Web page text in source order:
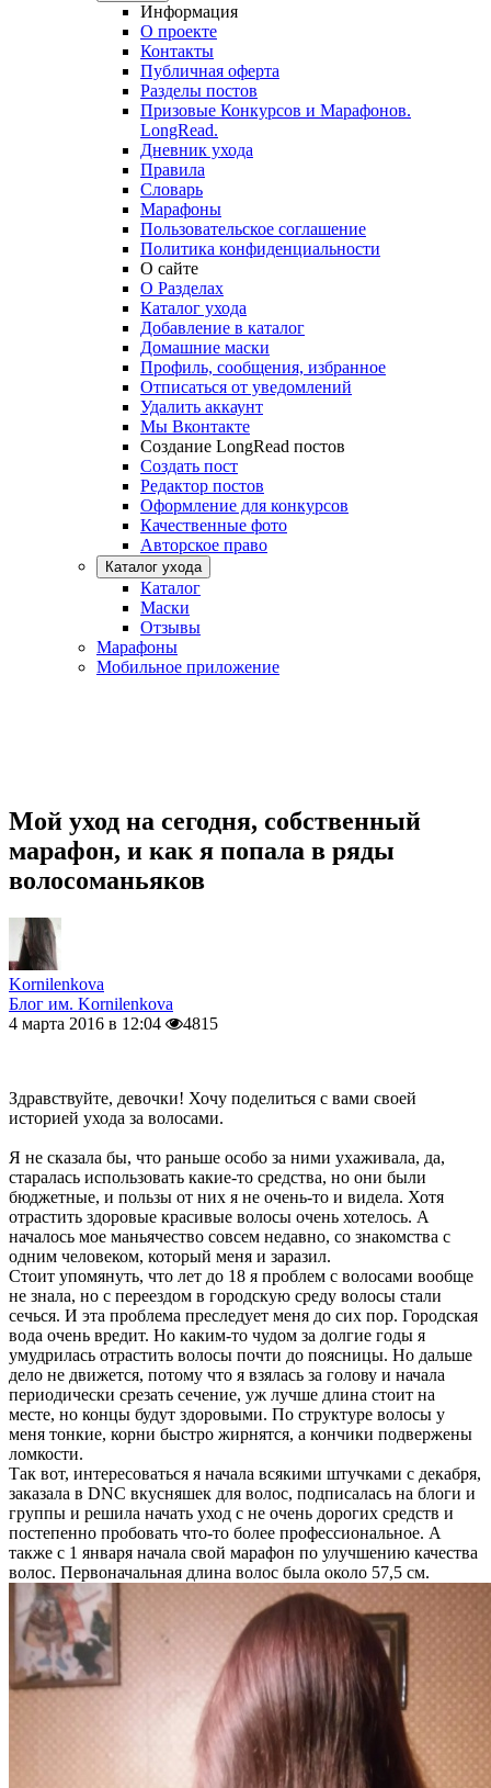
Информация
О проекте
Контакты
Публичная оферта
Разделы постов
Призовые Конкурсов и Марафонов.
LongRead.
Дневник ухода
Правила
Словарь
Марафоны
Пользовательское соглашение
Политика конфиденциальности
О сайте
О Разделах
Каталог ухода
Добавление в каталог
Домашние маски
Профиль, сообщения, избранное
Отписаться от уведомлений
Удалить аккаунт
Мы Вконтакте
Создание LongRead постов
Создать пост
Редактор постов
Оформление для конкурсов
Качественные фото
Авторское право
Каталог ухода
Каталог
Маски
Отзывы
Марафоны
Мобильное приложение
Мой уход на сегодня, собственный
марафон, и как я попала в ряды
волосоманьяков
Kornilenkova
Блог им. Kornilenkova
4 марта 2016 в 12:04
4815
Здравствуйте, девочки! Хочу поделиться с вами своей
историей ухода за волосами.
Я не сказала бы, что раньше особо за ними ухаживала, да,
старалась использовать какие-то средства, но они были
бюджетные, и пользы от них я не очень-то и видела. Хотя
отрастить здоровые красивые волосы очень хотелось. А
началось мое маньячество совсем недавно, со знакомства с
одним человеком, который меня и заразил.
Стоит упомянуть, что лет до 18 я проблем с волосами вообще
не знала, но с переездом в городскую среду волосы стали
сечься. И эта проблема преследует меня до сих пор. Городская
вода очень вредит. Но каким-то чудом за долгие годы я
умудрилась отрастить волосы почти до поясницы. Но дальше
дело не движется, потому что я взялась за голову и начала
периодически срезать сечение, уж лучше длина стоит на
месте, но концы будут здоровыми. По структуре волосы у
меня тонкие, корни быстро жирнятся, а кончики подвержены
ломкости.
Так вот, интересоваться я начала всякими штучками с декабря,
заказала в DNC вкусняшек для волос, подписалась на блоги и
группы и решила начать уход с не очень дорогих средств и
постепенно пробовать что-то более профессиональное. А
также с 1 января начала свой марафон по улучшению качества
волос. Первоначальная длина волос была около 57,5 см.